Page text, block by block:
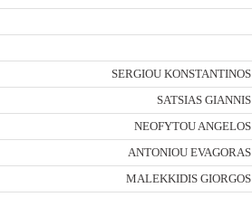
SERGIOU KONSTANTINOS
SATSIAS GIANNIS
NEOFYTOU ANGELOS
ANTONIOU EVAGORAS
MALEKKIDIS GIORGOS